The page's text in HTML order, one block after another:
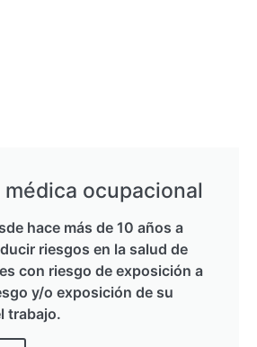
ocupacional
hace más de 10 años a
riesgos en la salud de
con riesgo de exposición a
y/o exposición de su
trabajo.